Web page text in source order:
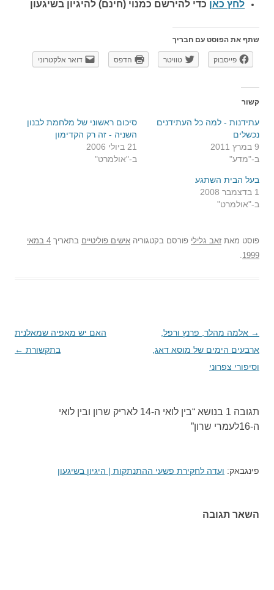
לחץ כאן כדי להירשם כמנוי (חינם) להיגיון בשיגעון
שתף את הפוסט עם חבריך
פייסבוק טוויטר הדפס דואר אלקטרוני
קשור
עתידנות - למה כל העתידנים
נכשלים
9 במרץ 2011
ב-"מדע"
סיכום ראשוני של מלחמת לבנון
השניה - זה רק הקדימון
21 ביולי 2006
ב-"אולמרט"
בעל הבית השתגע
1 בדצמבר 2008
ב-"אולמרט"
פוסט מאת זאב גלילי פורסם בקטגוריה אישים פוליטיים בתאריך
4 במאי
1999
ניווט
בפוסטים
→ אלמה מהלר, פרנץ ורפל,
ארבעים הימים של מוסא דאג,
וסיפורי צפרוני
האם יש מאפיה שמאלנית
בתקשורת ←
תגובה 1 בנושא “
בין לואי ה-14 לאריק שרון ובין לואי
ה-16לעמרי שרון
”
פינגבאק: ועדה לחקירת פשעי ההתנתקות | היגיון בשיגעון
השאר תגובה